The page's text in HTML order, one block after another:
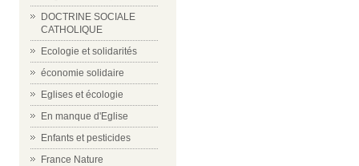
DOCTRINE SOCIALE
CATHOLIQUE
Ecologie et solidarités
économie solidaire
Eglises et écologie
En manque d'Eglise
Enfants et pesticides
France Nature